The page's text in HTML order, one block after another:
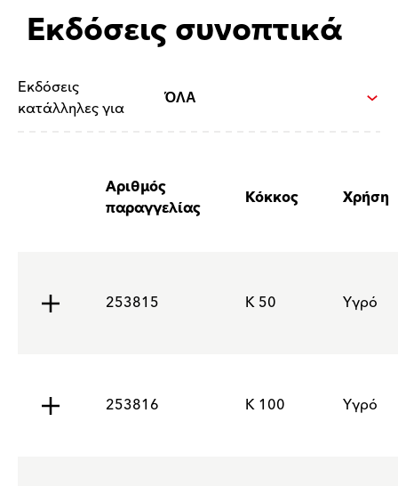
Εκδόσεις συνοπτικά
Εκδόσεις
κατάλληλες για
Αριθμός
παραγγελίας
Κόκκος Χρήση
253815 K 50 Υγρό
253816 K 100 Υγρό